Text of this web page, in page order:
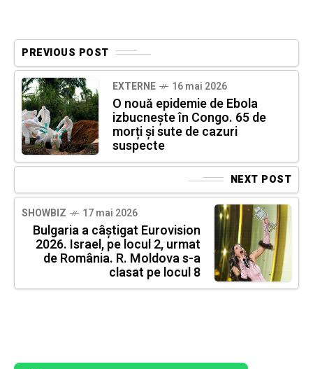
PREVIOUS POST
EXTERNE 16 mai 2026
O nouă epidemie de Ebola
izbucnește în Congo. 65 de
morți și sute de cazuri
suspecte
NEXT POST
SHOWBIZ 17 mai 2026
Bulgaria a câștigat Eurovision
2026. Israel, pe locul 2, urmat
de România. R. Moldova s-a
clasat pe locul 8